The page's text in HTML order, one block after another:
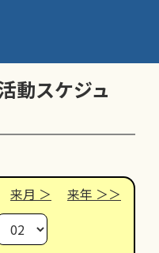
動スケジュ
来月 来年